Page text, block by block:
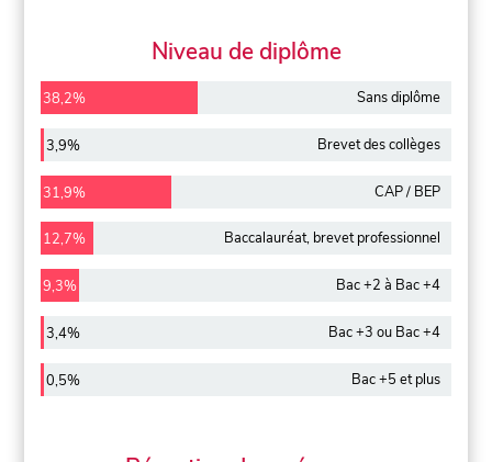
Niveau de diplôme
38,2% Sans diplôme
3,9% Brevet des collèges
31,9% CAP / BEP
12,7% Baccalauréat, brevet professionnel
9,3% Bac +2 à Bac +4
3,4% Bac +3 ou Bac +4
0,5% Bac +5 et plus